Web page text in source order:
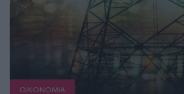
ΟΙΚΟΝΟΜΙΑ